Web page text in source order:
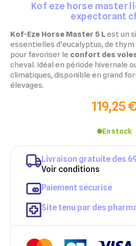
Kof eze horse master
expectorant
Kof-Eze Horse Master 5 Lest un
essentielles d'eucalyptus, de
pour favoriser le confort des
cheval. Idéal en période hivernale
climatiques, disponible en grand
élevages.
119,25
En stock
Livraison gratuite des
Voir conditions
Paiement sécurisé
Site tenu par des